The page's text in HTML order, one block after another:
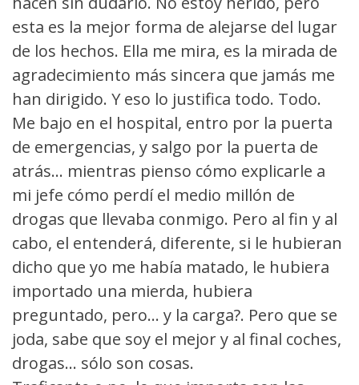
esta es la mejor forma de alejarse del lugar
de los hechos. Ella me mira, es la mirada de
agradecimiento más sincera que jamás me
han dirigido. Y eso lo justifica todo. Todo.
Me bajo en el hospital, entro por la puerta
de emergencias, y salgo por la puerta de
atrás... mientras pienso cómo explicarle a
mi jefe cómo perdí el medio millón de
drogas que llevaba conmigo. Pero al fin y al
cabo, el entenderá, diferente, si le hubieran
dicho que yo me había matado, le hubiera
importado una mierda, hubiera
preguntado, pero... y la carga?. Pero que se
joda, sabe que soy el mejor y al final coches,
drogas... sólo son cosas.